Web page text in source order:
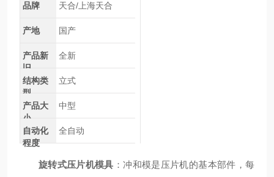
品牌 天合/上海天合
产地 国产
产品新
旧
全新
结构类
型
立式
产品大
小
中型
自动化
程度
全自动
旋转式压片机模具 ：冲和模是压片机的基本部件，每